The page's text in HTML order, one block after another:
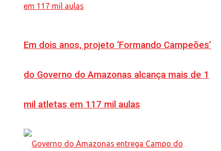
Em dois anos, projeto ‘Formando Campeões’
do Governo do Amazonas alcança mais de 1
mil atletas em 117 mil aulas